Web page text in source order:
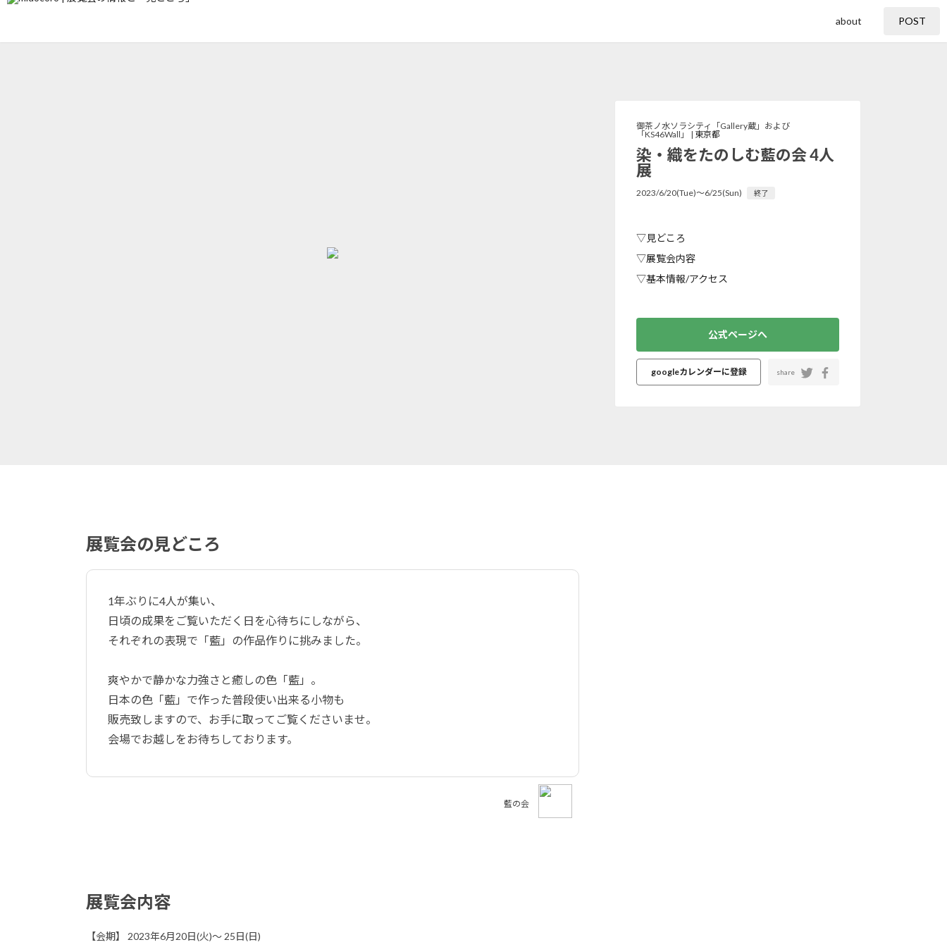
about POST
御茶ノ水ソラシティ「Gallery蔵」および
「KS46Wall」 | 東京都
染・織をたのしむ藍の会 4人
展
2023/6/20(Tue)〜6/25(Sun) 終了
▽見どころ
▽展覧会内容
▽基本情報/アクセス
公式ページへ
googleカレンダーに登録 share
展覧会の見どころ
1年ぶりに4人が集い、
日頃の成果をご覧いただく日を心待ちにしながら、
それぞれの表現で「藍」の作品作りに挑みました。
爽やかで静かな力強さと癒しの色「藍」。
日本の色「藍」で作った普段使い出来る小物も
販売致しますので、お手に取ってご覧くださいませ。
会場でお越しをお待ちしております。
藍の会
展覧会内容
【会期】 2023年6月20日(火)～ 25日(日)